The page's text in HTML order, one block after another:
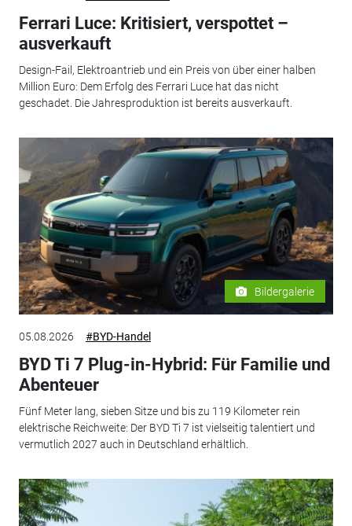
Ferrari Luce: Kritisiert, verspottet –
ausverkauft
Design-Fail, Elektroantrieb und ein Preis von über einer halben
Million Euro: Dem Erfolg des Ferrari Luce hat das nicht
geschadet. Die Jahresproduktion ist bereits ausverkauft.
Bildergalerie
05.08.2026 #BYD-Handel
BYD Ti 7 Plug-in-Hybrid: Für Familie und
Abenteuer
Fünf Meter lang, sieben Sitze und bis zu 119 Kilometer rein
elektrische Reichweite: Der BYD Ti 7 ist vielseitig talentiert und
vermutlich 2027 auch in Deutschland erhältlich.